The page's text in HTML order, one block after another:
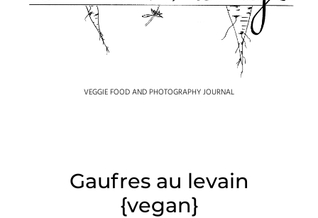
VEGGIE FOOD AND PHOTOGRAPHY JOURNAL
Gaufres au levain
{vegan}